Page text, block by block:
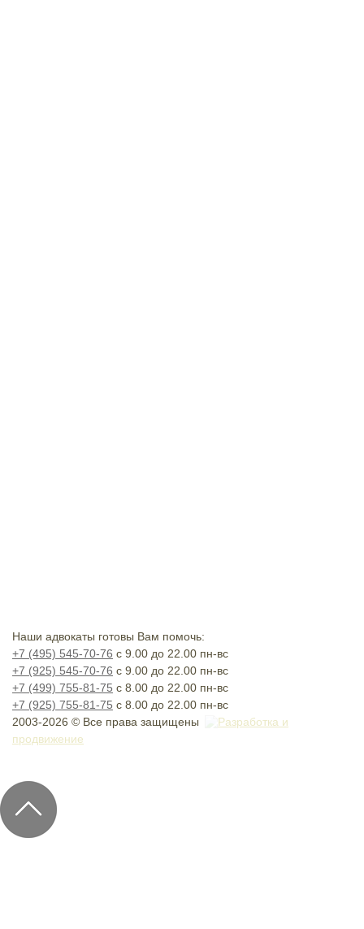
Наши адвокаты готовы Вам помочь:
+7 (495) 545-70-76 с 9.00 до 22.00 пн-вс
+7 (925) 545-70-76 с 9.00 до 22.00 пн-вс
+7 (499) 755-81-75 с 8.00 до 22.00 пн-вс
+7 (925) 755-81-75 с 8.00 до 22.00 пн-вс
2003-2026 © Все права защищены
Разработка и
продвижение